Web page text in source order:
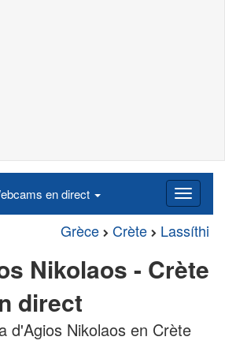
en direct
Grèce Crète Lassíthi
Nikolaos - Crète
direct
d'Agios Nikolaos en Crète